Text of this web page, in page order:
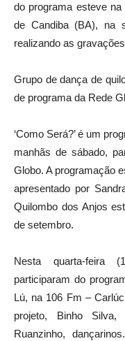
do programa esteve
de Candiba (BA), na
realizando as
Grupo de dança de
de programa da Rede
‘Como Será?’ é um
manhãs de sábado,
Globo. A programação
apresentado por
Quilombo dos Anjos
de setembro.
Nesta quarta-feira
participaram do
Lú, na 106 Fm –
projeto, Binho
Ruanzinho,